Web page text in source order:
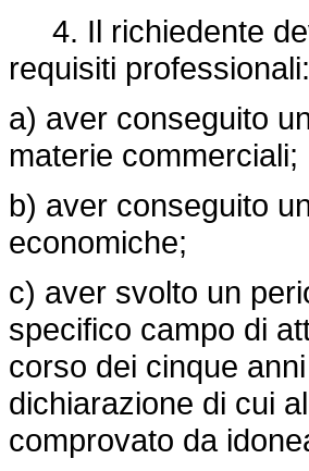
4. Il richiedente
requisiti professionali:
a) aver conseguito
materie commerciali;
b) aver conseguito
economiche;
c) aver svolto un
specifico campo di
corso dei cinque
dichiarazione di cui
comprovato da